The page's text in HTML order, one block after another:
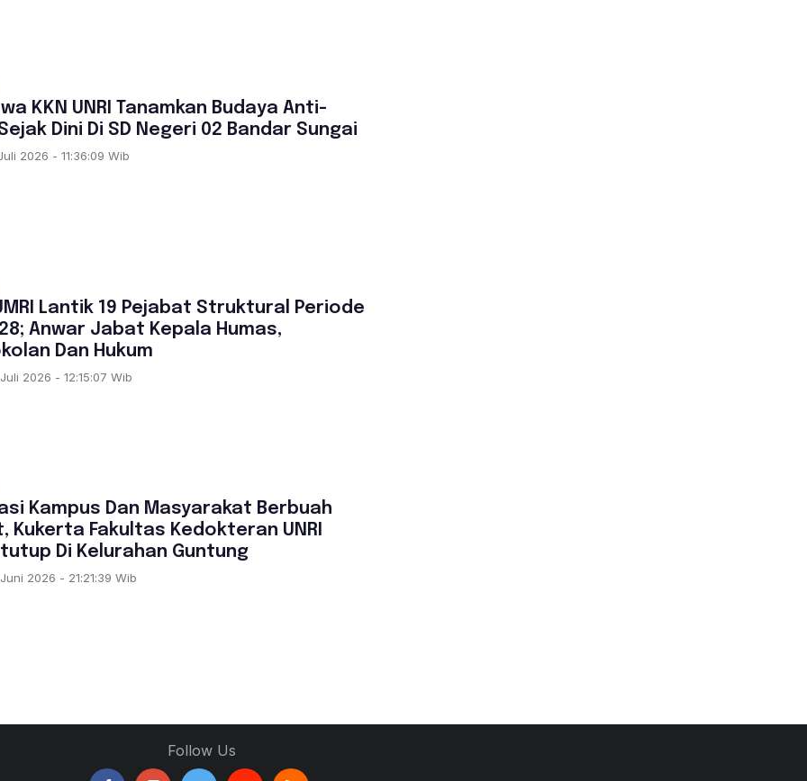
KKN UNRI Tanamkan Budaya Anti-
Dini Di SD Negeri 02 Bandar Sungai
2026 - 11:36:09 Wib
Lantik 19 Pejabat Struktural Periode
Anwar Jabat Kepala Humas,
Dan Hukum
2026 - 12:15:07 Wib
Kampus Dan Masyarakat Berbuah
Kukerta Fakultas Kedokteran UNRI
Di Kelurahan Guntung
2026 - 21:21:39 Wib
Follow Us